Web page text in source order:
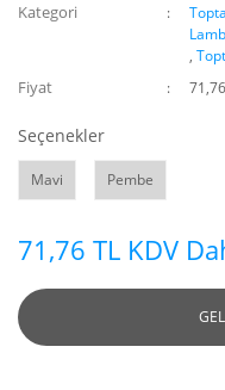
Kategori
,
Fiyat
Seçenekler
Mavi Pembe
71,76 TL KDV